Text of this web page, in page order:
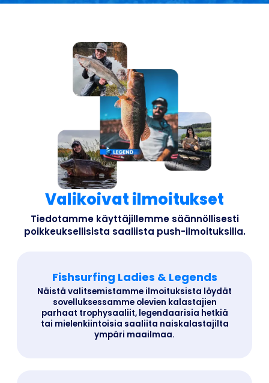
Valikoivat ilmoitukset
Tiedotamme käyttäjillemme säännöllisesti
poikkeuksellisista saaliista push-ilmoituksilla.
Fishsurfing Ladies & Legends
Näistä valitsemistamme ilmoituksista löydät
sovelluksessamme olevien kalastajien
parhaat trophysaaliit, legendaarisia hetkiä
tai mielenkiintoisia saaliita naiskalastajilta
ympäri maailmaa.